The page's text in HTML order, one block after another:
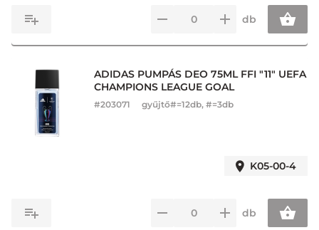
db
ADIDAS PUMPÁS DEO 75ML FFI "11" UEFA
CHAMPIONS LEAGUE GOAL
#203071 gyűjtő#=12db, #=3db
K05-00-4
db